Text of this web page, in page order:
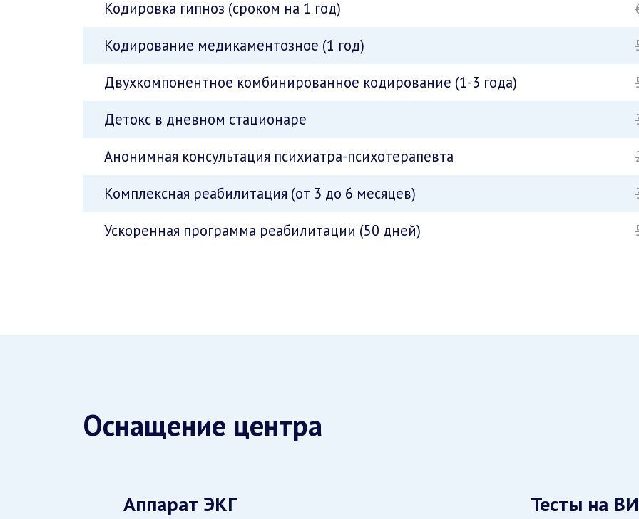
Кодировка гипноз (сроком на 1 год)
Кодирование медикаментозное (1 год)
Двухкомпонентное комбинированное кодирование (1-3 года)
Детокс в дневном стационаре
Анонимная консультация психиатра-психотерапевта
Комплексная реабилитация (от 3 до 6 месяцев)
Ускоренная программа реабилитации (50 дней)
Оснащение центра
Аппарат ЭКГ
Тесты на